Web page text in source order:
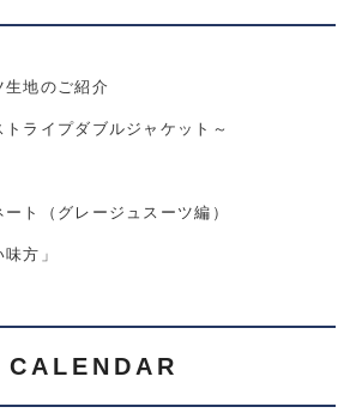
生地のご紹介
ライプダブルジャケット～
ト（グレージュスーツ編）
方」
CALENDAR